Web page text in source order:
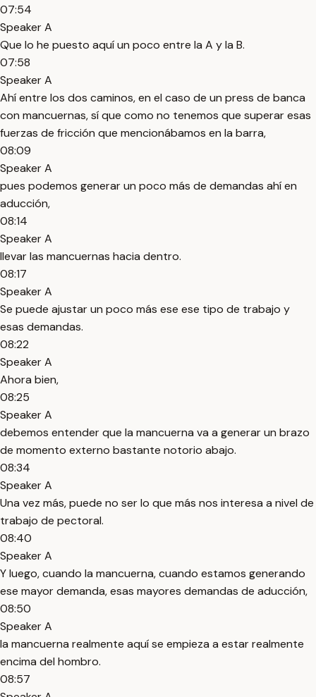
07:54
Speaker A
Que lo he puesto aquí un poco entre la A y la B.
07:58
Speaker A
Ahí entre los dos caminos, en el caso de un press de banca
con mancuernas, sí que como no tenemos que superar esas
fuerzas de fricción que mencionábamos en la barra,
08:09
Speaker A
pues podemos generar un poco más de demandas ahí en
aducción,
08:14
Speaker A
llevar las mancuernas hacia dentro.
08:17
Speaker A
Se puede ajustar un poco más ese ese tipo de trabajo y
esas demandas.
08:22
Speaker A
Ahora bien,
08:25
Speaker A
debemos entender que la mancuerna va a generar un brazo
de momento externo bastante notorio abajo.
08:34
Speaker A
Una vez más, puede no ser lo que más nos interesa a nivel de
trabajo de pectoral.
08:40
Speaker A
Y luego, cuando la mancuerna, cuando estamos generando
ese mayor demanda, esas mayores demandas de aducción,
08:50
Speaker A
la mancuerna realmente aquí se empieza a estar realmente
encima del hombro.
08:57